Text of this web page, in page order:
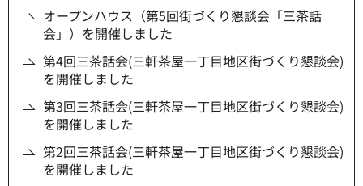
オープンハウス（第5回街づくり懇談会「三茶話
会」）を開催しました
第4回三茶話会(三軒茶屋一丁目地区街づくり懇談会)
を開催しました
第3回三茶話会(三軒茶屋一丁目地区街づくり懇談会)
を開催しました
第2回三茶話会(三軒茶屋一丁目地区街づくり懇談会)
を開催しました